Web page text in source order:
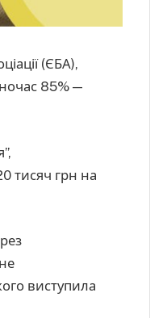
(ЄБА),
85% —
тисяч грн на
виступила